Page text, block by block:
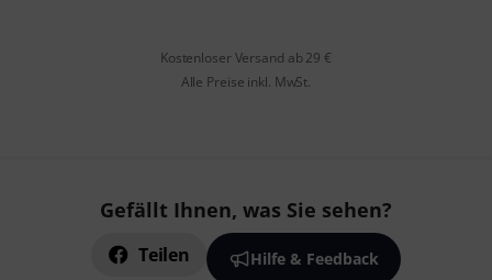
Kostenloser Versand ab 29 €
Alle Preise inkl. MwSt.
Gefällt Ihnen, was Sie sehen?
Teilen Hilfe & Feedback